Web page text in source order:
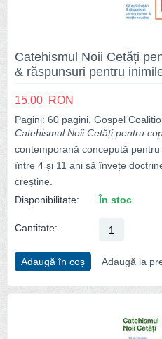
Catehismul Noii Cetăți
& răspunsuri pentru
15.00 RON
Pagini: 60 pagini, Gospel
Catehismul Noii Cetăți pentru
contemporană concepută
între 4 și 11 ani să învețe
creștine.
Disponibilitate:
În stoc
Cantitate:
Adaugă în coș Adaugă la